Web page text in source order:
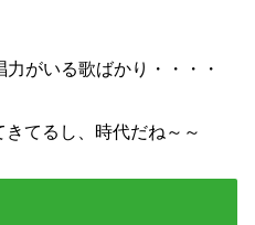
がいる歌ばかり・・・・
てるし、時代だね～～